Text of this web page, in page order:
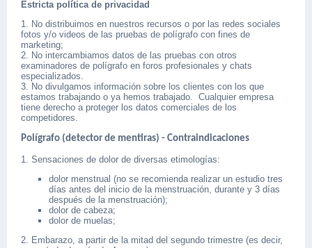
Estricta política de privacidad
1. No distribuimos en nuestros recursos o por las redes sociales
fotos y/o videos de las pruebas de polígrafo con fines de
marketing;
2. No intercambiamos datos de las pruebas con otros
examinadores de polígrafo en foros profesionales y chats
especializados.
3. No divulgamos información sobre los clientes con los que
estamos trabajando o ya hemos trabajado. Cualquier empresa
tiene derecho a proteger los datos comerciales de los
competidores.
Polígrafo (detector de mentiras) - Contraindicaciones
1. Sensaciones de dolor de diversas etimologías:
dolor menstrual (no se recomienda realizar un estudio tres
días antes del inicio de la menstruación, durante y 3 días
después de la menstruación);
dolor de cabeza;
dolor de muelas;
2. Embarazo, a partir de la mitad del segundo trimestre (es decir,